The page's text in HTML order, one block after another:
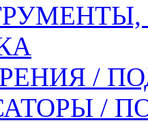
/
/